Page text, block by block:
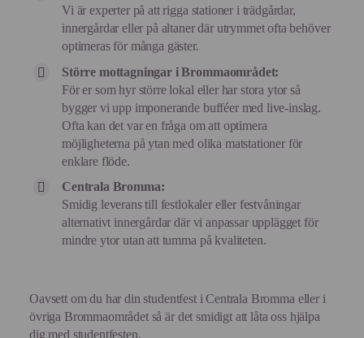
Vi är experter på att rigga stationer i trädgårdar,
innergårdar eller på altaner där utrymmet ofta behöver
optimeras för många gäster.
Större mottagningar i Brommaområdet:
För er som hyr större lokal eller har stora ytor så
bygger vi upp imponerande bufféer med live-inslag.
Ofta kan det var en fråga om att optimera
möjligheterna på ytan med olika matstationer för
enklare flöde.
Centrala Bromma:
Smidig leverans till festlokaler eller festvåningar
alternativt innergårdar där vi anpassar upplägget för
mindre ytor utan att tumma på kvaliteten.
Oavsett om du har din studentfest i Centrala Bromma eller i
övriga Brommaområdet så är det smidigt att låta oss hjälpa
dig med studentfesten,